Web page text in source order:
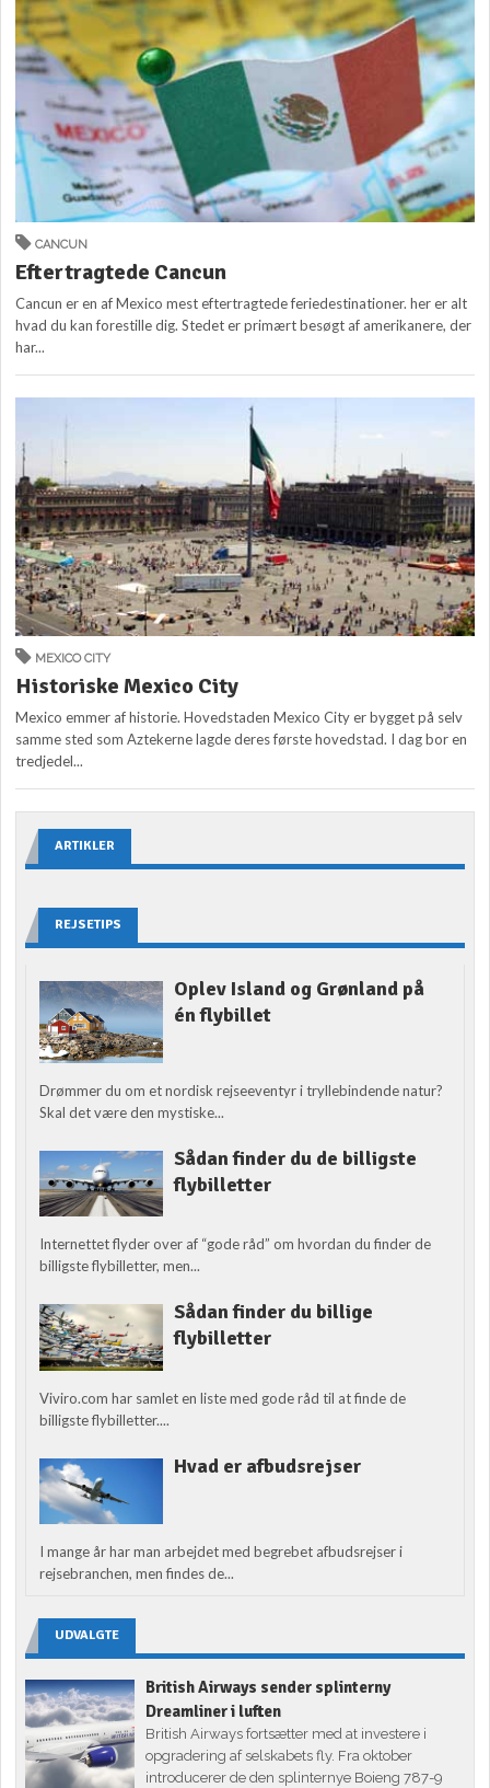
CANCUN
Eftertragtede Cancun
Cancun er en af Mexico mest eftertragtede feriedestinationer. her er alt
hvad du kan forestille dig. Stedet er primært besøgt af amerikanere, der
har...
MEXICO CITY
Historiske Mexico City
Mexico emmer af historie. Hovedstaden Mexico City er bygget på selv
samme sted som Aztekerne lagde deres første hovedstad. I dag bor en
tredjedel...
ARTIKLER
REJSETIPS
Oplev Island og Grønland på
én flybillet
Drømmer du om et nordisk rejseeventyr i tryllebindende natur?
Skal det være den mystiske...
Sådan finder du de billigste
flybilletter
Internettet flyder over af “gode råd” om hvordan du finder de
billigste flybilletter, men...
Sådan finder du billige
flybilletter
Viviro.com har samlet en liste med gode råd til at finde de
billigste flybilletter....
Hvad er afbudsrejser
I mange år har man arbejdet med begrebet afbudsrejser i
rejsebranchen, men findes de...
UDVALGTE
British Airways sender splinterny
Dreamliner i luften
British Airways fortsætter med at investere i
opgradering af selskabets fly. Fra oktober
introducerer de den splinternye Boieng 787-9